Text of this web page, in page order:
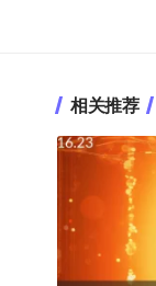
相关推荐